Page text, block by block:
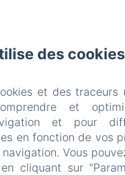
des cookies
et des traceurs
et
et pour
en fonction de vos
Vous
cliquant sur